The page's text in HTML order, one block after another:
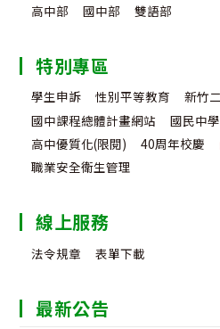
高中部 國中部 雙語部
特別專區
學生申訴 性別平等教育 新竹
國中課程總體計畫網站
國民中
高中優質化(限閱)
40周年校慶
職業安全衛生管理
線上服務
法令規章 表單下載
最新公告